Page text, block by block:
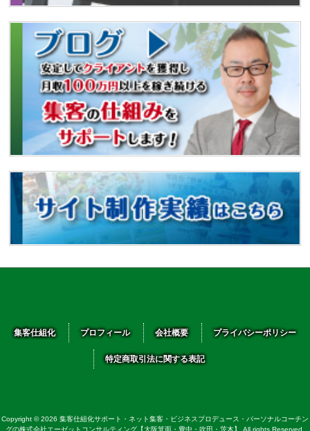
集客仕組化 プロフィール 会社概要 プライバシーポリシー
特定商取引法に関する表記
Copyright © 2026 集客仕組化サポート・ネット集客・ビジネスプロデュース・パーソナルコーチン
グの株式会社エーゼットコンサルティング【大阪箕面・豊中・吹田・茨木】 All rights Reserved.